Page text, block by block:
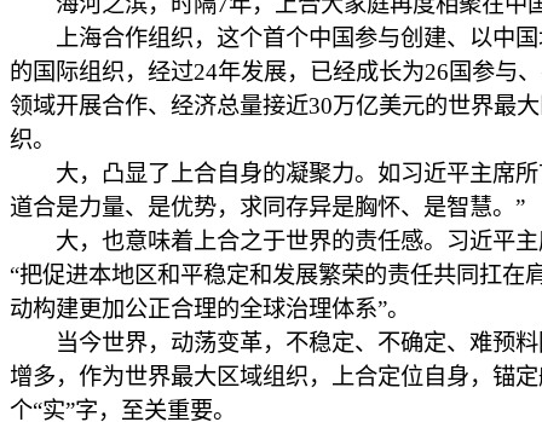
上海合作组织，这个首个中国参与创建、以中国
的国际组织，经过24年发展，已经成长为26国参与
领域开展合作、经济总量接近30万亿美元的世界最
织。
大，凸显了上合自身的凝聚力。如习近平主席所
道合是力量、是优势，求同存异是胸怀、是智慧。”
大，也意味着上合之于世界的责任感。习近平主
“把促进本地区和平稳定和发展繁荣的责任共同扛在
动构建更加公正合理的全球治理体系”。
当今世界，动荡变革，不稳定、不确定、难预料
增多，作为世界最大区域组织，上合定位自身，锚
个“实”字，至关重要。